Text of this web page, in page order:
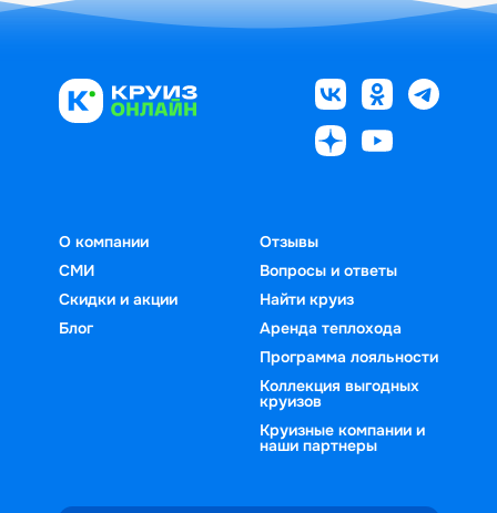
О компании
СМИ
Скидки и акции
Блог
Отзывы
Вопросы и ответы
Найти круиз
Аренда теплохода
Программа лояльности
Коллекция выгодных
круизов
Круизные компании и
наши партнеры